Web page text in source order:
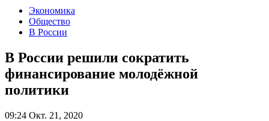
Экономика
Общество
В России
В России решили сократить
финансирование молодёжной
политики
09:24 Окт. 21, 2020